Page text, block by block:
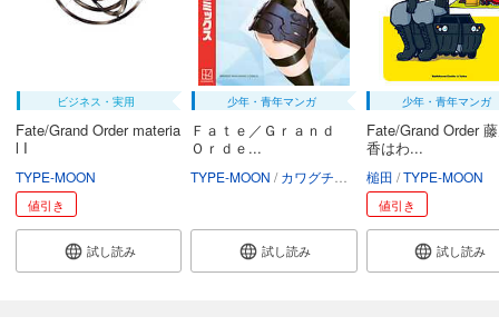
ビジネス・実用
Fate/Grand Order materia
l I
TYPE-MOON
値引き
試し読み
少年・青年マンガ
Ｆａｔｅ／Ｇｒａｎｄ
Ｏｒｄｅ...
TYPE-MOON カワグチタケシ
試し読み
少年・青年マンガ
Fate/Grand Order
香はわ...
槌田 TYPE-MOON
値引き
試し読み